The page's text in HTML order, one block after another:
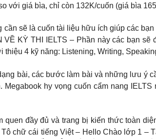
với giá bìa, chỉ còn 132K/cuốn (giá bìa
sẽ là cuốn tài liệu hữu ích giúp các
KỲ THI IELTS – Phần này các bạn
thiệu 4 kỹ năng: Listening, Writing,
bài, các bước làm bài và những lưu ý
hy vọng cuốn cẩm nang
quen đầy đủ và trang bị kiến thức toàn
chữ cái tiếng Việt – Hello Chào lớp 1 –